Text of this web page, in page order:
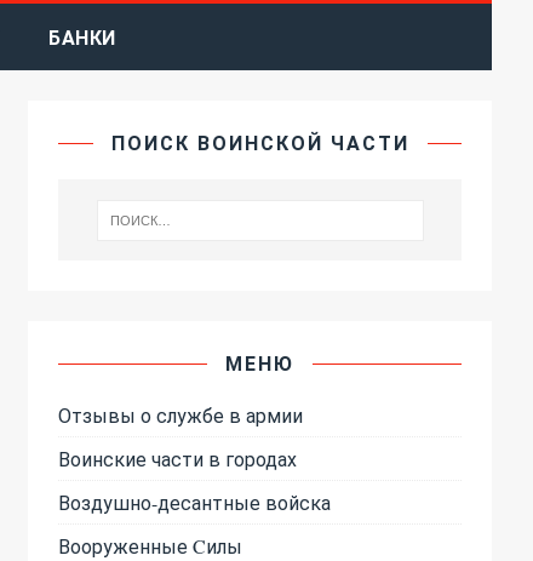
БАНКИ
ПОИСК ВОИНСКОЙ ЧАСТИ
МЕНЮ
Отзывы о службе в армии
Воинские части в городах
Воздушно-десантные войска
Вооруженные Cилы